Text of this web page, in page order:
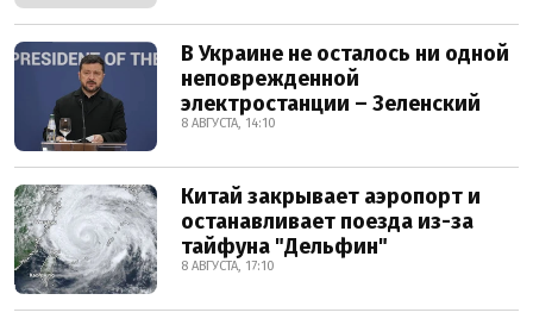
В Украине не осталось ни одной
неповрежденной
электростанции – Зеленский
8 АВГУСТА, 14:10
Китай закрывает аэропорт и
останавливает поезда из-за
тайфуна "Дельфин"
8 АВГУСТА, 17:10